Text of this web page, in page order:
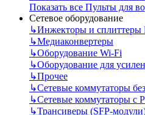
Показать все Пульты для
Сетевое оборудование
↳Инжекторы и сплиттеры
↳Медиаконвертеры
↳Оборудование Wi-Fi
↳Оборудование для
↳Прочее
↳Сетевые коммутаторы
↳Сетевые коммутаторы с
↳Трансиверы (SFP-